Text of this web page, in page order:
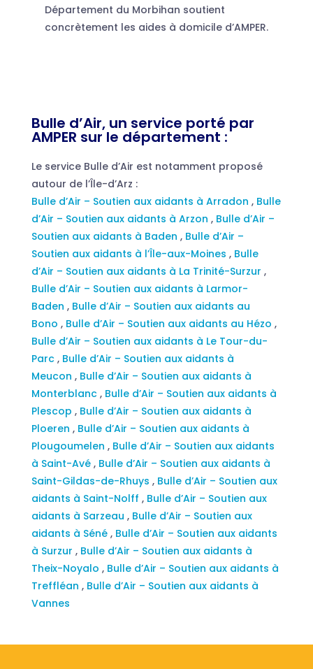
Département du Morbihan soutient
concrètement les aides à domicile d’AMPER.
Bulle d’Air, un service porté par
AMPER sur le département :
Le service Bulle d’Air est notamment proposé
autour de l’Île-d’Arz :
Bulle d’Air – Soutien aux aidants à Arradon , Bulle
d’Air – Soutien aux aidants à Arzon , Bulle d’Air –
Soutien aux aidants à Baden , Bulle d’Air –
Soutien aux aidants à l’Île-aux-Moines , Bulle
d’Air – Soutien aux aidants à La Trinité-Surzur ,
Bulle d’Air – Soutien aux aidants à Larmor-
Baden , Bulle d’Air – Soutien aux aidants au
Bono , Bulle d’Air – Soutien aux aidants au Hézo ,
Bulle d’Air – Soutien aux aidants à Le Tour-du-
Parc , Bulle d’Air – Soutien aux aidants à
Meucon , Bulle d’Air – Soutien aux aidants à
Monterblanc , Bulle d’Air – Soutien aux aidants à
Plescop , Bulle d’Air – Soutien aux aidants à
Ploeren , Bulle d’Air – Soutien aux aidants à
Plougoumelen , Bulle d’Air – Soutien aux aidants
à Saint-Avé , Bulle d’Air – Soutien aux aidants à
Saint-Gildas-de-Rhuys , Bulle d’Air – Soutien aux
aidants à Saint-Nolff , Bulle d’Air – Soutien aux
aidants à Sarzeau , Bulle d’Air – Soutien aux
aidants à Séné , Bulle d’Air – Soutien aux aidants
à Surzur , Bulle d’Air – Soutien aux aidants à
Theix-Noyalo , Bulle d’Air – Soutien aux aidants à
Treffléan , Bulle d’Air – Soutien aux aidants à
Vannes